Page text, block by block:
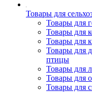
Товары для
Товары для
Товары для
Товары для
Товары для
птицы
Товары для
Товары для
Товары для